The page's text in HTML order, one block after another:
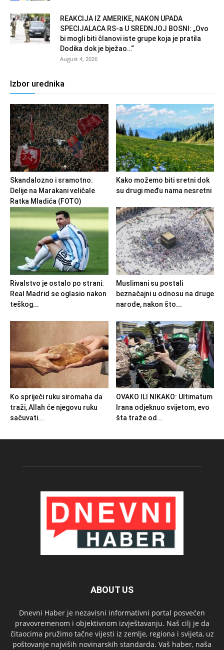
REAKCIJA IZ AMERIKE, NAKON UPADA
SPECIJALACA RS-a U SREDNJOJ BOSNI: „Ovo
bi mogli biti članovi iste grupe koja je pratila
Dodika dok je bježao…“
August 4, 2026
Izbor urednika
Skandalozno i sramotno:
Delije na Marakani veličale
Ratka Mladića (FOTO)
Kako možemo biti sretni dok
su drugi među nama nesretni
Rivalstvo je ostalo po strani:
Real Madrid se oglasio nakon
teškog...
Muslimani su postali
beznačajni u odnosu na druge
narode, nakon što...
Ko spriječi ruku siromaha da
traži, Allah će njegovu ruku
sačuvati...
OVAKO ILI NIKAKO: Ultimatum
Irana odjeknuo svijetom, evo
šta traže od...
ABOUT US
Dnevni Haber je nezavisni informativni portal posvećen
pravovremenom i objektivnom izvještavanju. Naš cilj je da
čitaocima pružimo tačne vijesti iz zemlje, regiona i svijeta, uz
poštovanje najviših novinarskih standarda. Vaš haber, naša